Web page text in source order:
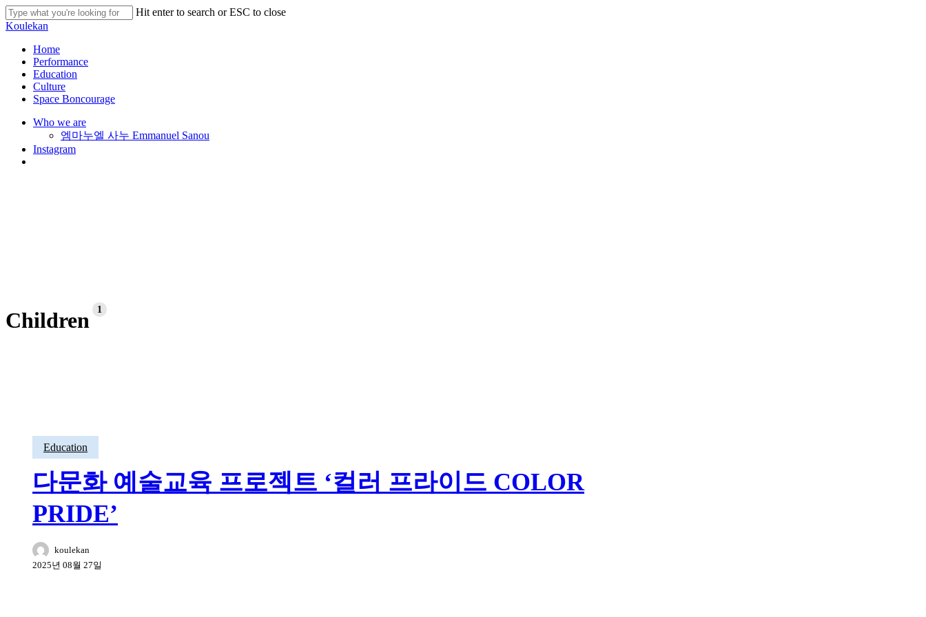
Skip
to
content
Hit enter to search or ESC to close
Close
Koulekan
search
Menu
Home
Performance
Education
Culture
Space Boncourage
Who we are
엠마누엘 사누 Emmanuel Sanou
Instagram
Children 1
Education
다문화 예술교육 프로젝트 ‘컬러 프라이드 COLOR
PRIDE’
koulekan
2025년 08월 27일